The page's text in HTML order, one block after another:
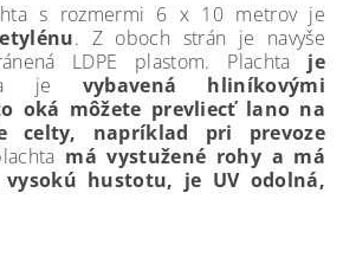
s rozmermi 6 x 10 metrov je
. Z oboch strán je navyše
LDPE plastom. Plachta je
je vybavená hliníkovými
oká môžete prevliecť lano na
celty, napríklad pri prevoze
má vystužené rohy a má
vysokú hustotu, je UV odolná,